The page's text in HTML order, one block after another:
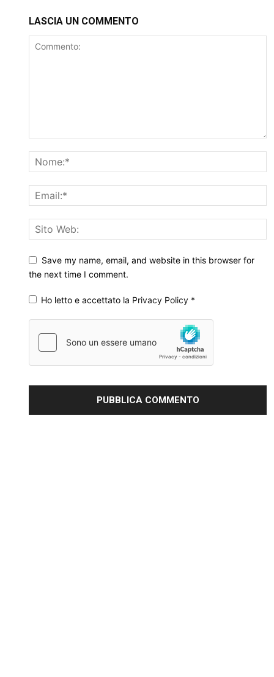
LASCIA UN COMMENTO
Save my name, email, and website in this browser for
the next time I comment.
Ho letto e accettato la Privacy Policy *